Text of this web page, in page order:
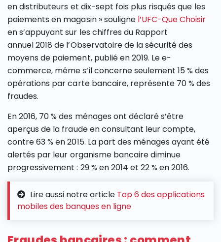
en distributeurs et dix-sept fois plus risqués que les
paiements en magasin » souligne l’UFC-Que Choisir
en s’appuyant sur les chiffres du Rapport
annuel 2018 de l’Observatoire de la sécurité des
moyens de paiement, publié en 2019. Le e-
commerce, même s’il concerne seulement 15 % des
opérations par carte bancaire, représente 70 % des
fraudes.
En 2016, 70 % des ménages ont déclaré s’être
aperçus de la fraude en consultant leur compte,
contre 63 % en 2015. La part des ménages ayant été
alertés par leur organisme bancaire diminue
progressivement : 29 % en 2014 et 22 % en 2016.
Lire aussi notre article Top 6 des applications
mobiles des banques en ligne